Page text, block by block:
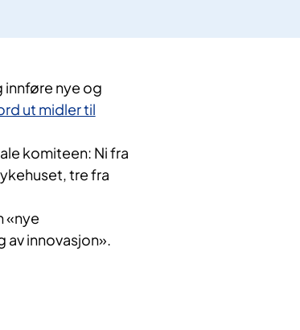
innføre nye og
ut midler til
komiteen: Ni fra
tre fra
«nye
innovasjon».